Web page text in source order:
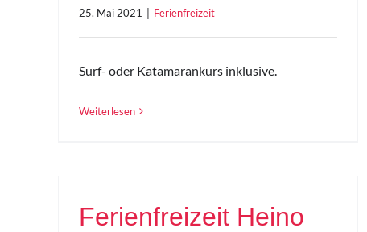
25. Mai 2021 Ferienfreizeit
Surf- oder Katamarankurs inklusive.
Weiterlesen
Ferienfreizeit Heino